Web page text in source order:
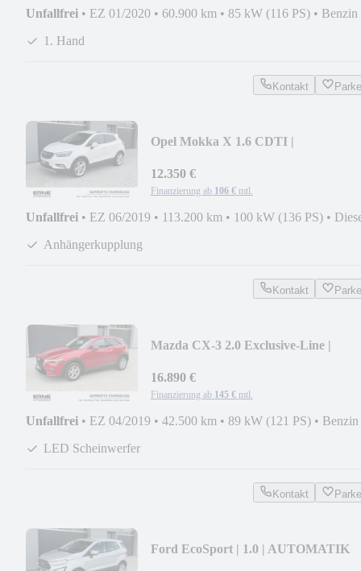
Unfallfrei • EZ 01/2020 • 60.900 km • 85 kW (116 PS) • Benzin
1. Hand
Kontakt
Opel Mokka X 1.6 CDTI |
KAMERA
12.350 €
Finanzierung ab 106 € mtl.
Unfallfrei • EZ 06/2019 • 113.200 km • 100 kW (136 PS) •
Anhängerkupplung
Kontakt
Mazda CX-3 2.0 Exclusive-Line |
16.890 €
Finanzierung ab 145 € mtl.
Unfallfrei • EZ 04/2019 • 42.500 km • 89 kW (121 PS) • Benzin
LED Scheinwerfer
Kontakt
Ford EcoSport | 1.0 | AUTOMATIK